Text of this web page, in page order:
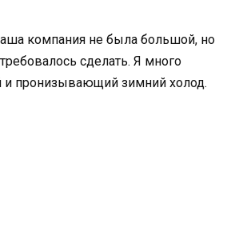
компания не была большой, но
сделать. Я много
и пронизывающий зимний холод.